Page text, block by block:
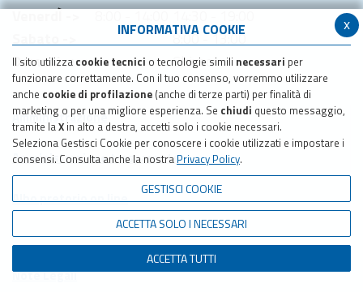
x
INFORMATIVA COOKIE
Il sito utilizza cookie tecnici o tecnologie simili necessari per
funzionare correttamente. Con il tuo consenso, vorremmo utilizzare
anche cookie di profilazione (anche di terze parti) per finalità di
marketing o per una migliore esperienza. Se chiudi questo messaggio,
tramite laX in alto a destra, accetti solo i cookie necessari.
Seleziona Gestisci Cookie per conoscere i cookie utilizzati e impostare i
consensi. Consulta anche la nostra Privacy Policy.
GESTISCI COOKIE
ACCETTA SOLO I NECESSARI
ACCETTA TUTTI
VenerdÌ ->
8:00 - 14:0014:30 - 19:00
8:00 - 13:00
Domenica ->
Chiuso
Amministrazione
Amministrazione trasparente
Albo pretorio on line
Note Legali